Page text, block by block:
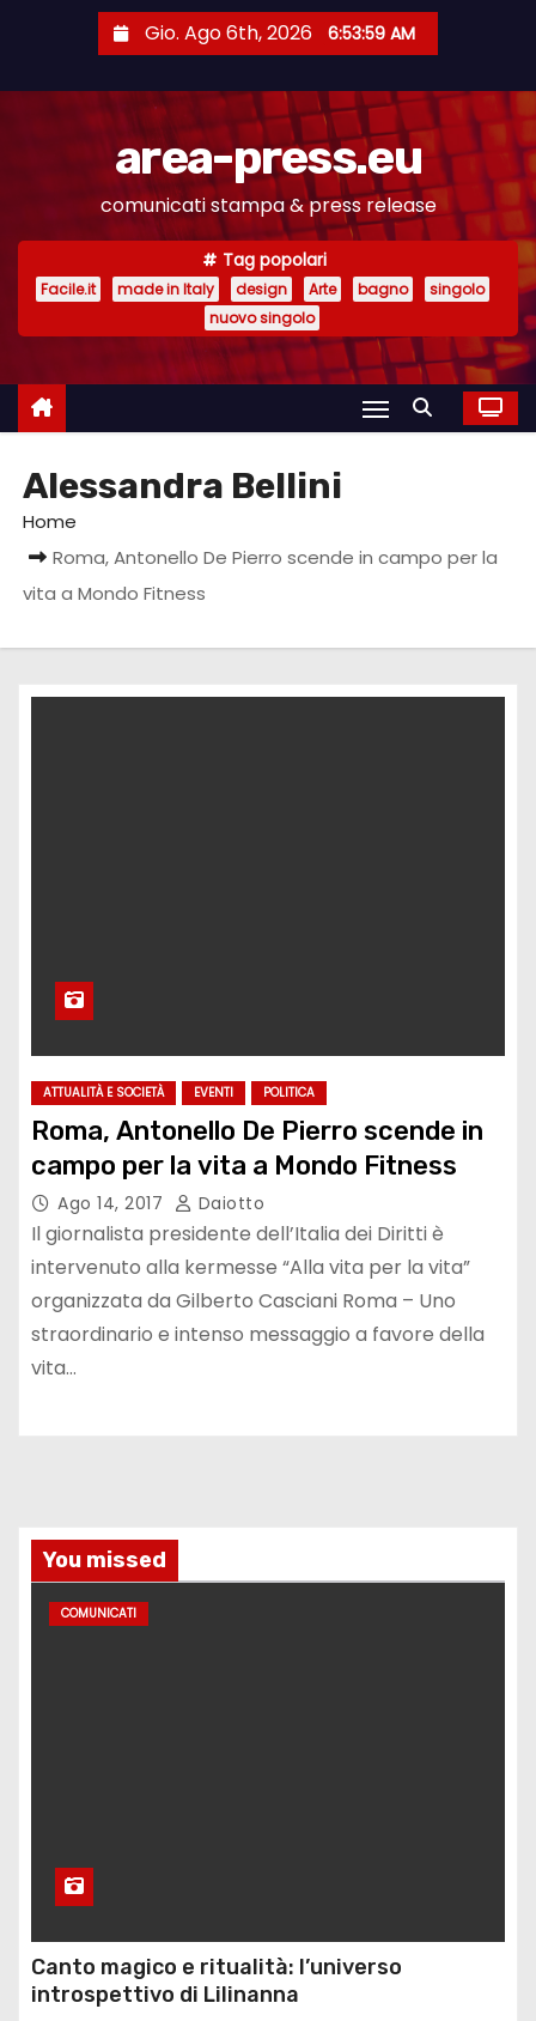
e
Gio. Ago 6th, 2026 6:53:59 AM
area-press.eu
comunicati stampa & press release
Tag popolari
Facile.it made in Italy design Arte bagno
singolo
nuovo singolo
Alessandra Bellini
Home
Roma, Antonello De Pierro scende in campo per la
vita a Mondo Fitness
ATTUALITÀ E SOCIETÀ EVENTI POLITICA
Roma, Antonello De Pierro scende in
campo per la vita a Mondo Fitness
Ago 14, 2017 Daiotto
Il giornalista presidente dell’Italia dei Diritti è
intervenuto alla kermesse “Alla vita per la vita”
organizzata da Gilberto Casciani Roma – Uno
straordinario e intenso messaggio a favore della
vita…
You missed
COMUNICATI
Canto magico e ritualità: l’universo
introspettivo di Lilinanna